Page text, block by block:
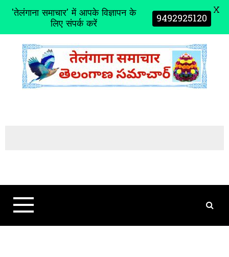
t
'तेलंगाना समाचार' में आपके विज्ञापन के
लिए संपर्क करें 9492925120 X